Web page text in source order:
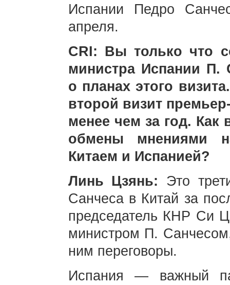
Испании Педро
апреля.
CRI: Вы только что
министра Испании П.
о планах этого
второй визит
менее чем за год. Как
обмены мнениями
Китаем и Испанией?
Линь Цзянь: Это
Санчеса в Китай за
председатель КНР Си
министром П.
ним переговоры.
Испания — важный